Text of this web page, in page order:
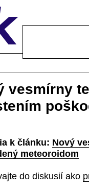
vesmírny
k článku: Nový
meteoroidom
do diskusií ako